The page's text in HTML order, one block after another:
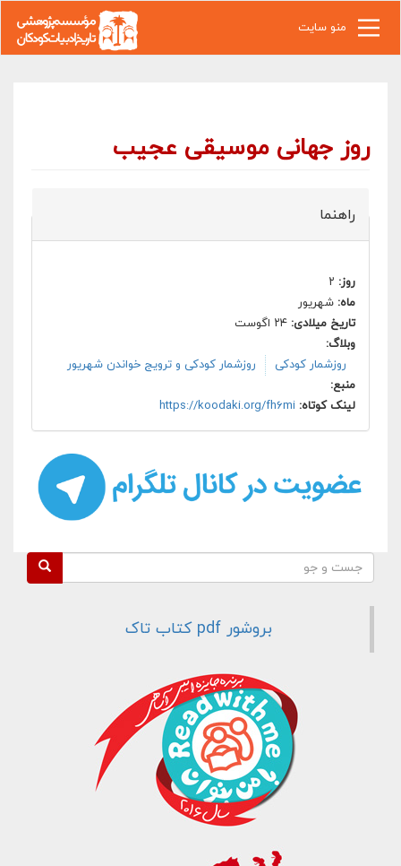
منو سایت
روز جهانی موسیقی عجیب
راهنما
روز: ۲
ماه: شهریور
تاریخ میلادی: ۲۴ اگوست
وبلاگ:
روزشمار کودکی
روزشمار کودکی و ترویج خواندن شهریور
منبع:
لینک کوتاه: https://koodaki.org/fh6mi
فرم جستجو
بروشور pdf کتاب تاک